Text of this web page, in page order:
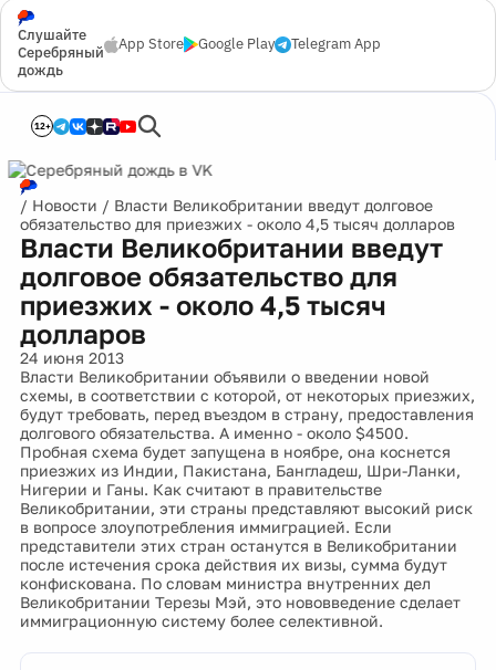
Слушайте
Серебряный
дождь
App Store Google Play Telegram App
12+
/ Новости / Власти Великобритании введут долговое
обязательство для приезжих - около 4,5 тысяч долларов
Власти Великобритании введут
долговое обязательство для
приезжих - около 4,5 тысяч
долларов
24 июня 2013
Власти Великобритании объявили о введении новой
схемы, в соответствии с которой, от некоторых приезжих,
будут требовать, перед въездом в страну, предоставления
долгового обязательства. А именно - около $4500.
Пробная схема будет запущена в ноябре, она коснется
приезжих из Индии, Пакистана, Бангладеш, Шри-Ланки,
Нигерии и Ганы. Как считают в правительстве
Великобритании, эти страны представляют высокий риск
в вопросе злоупотребления иммиграцией. Если
представители этих стран останутся в Великобритании
после истечения срока действия их визы, сумма будут
конфискована. По словам министра внутренних дел
Великобритании Терезы Мэй, это нововведение сделает
иммиграционную систему более селективной.